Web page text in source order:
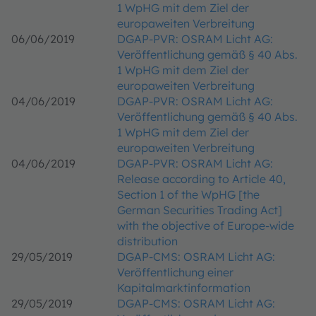
1 WpHG mit dem Ziel der
europaweiten Verbreitung
06/06/2019
DGAP-PVR: OSRAM Licht AG:
Veröffentlichung gemäß § 40 Abs.
1 WpHG mit dem Ziel der
europaweiten Verbreitung
04/06/2019
DGAP-PVR: OSRAM Licht AG:
Veröffentlichung gemäß § 40 Abs.
1 WpHG mit dem Ziel der
europaweiten Verbreitung
04/06/2019
DGAP-PVR: OSRAM Licht AG:
Release according to Article 40,
Section 1 of the WpHG [the
German Securities Trading Act]
with the objective of Europe-wide
distribution
29/05/2019
DGAP-CMS: OSRAM Licht AG:
Veröffentlichung einer
Kapitalmarktinformation
29/05/2019
DGAP-CMS: OSRAM Licht AG: